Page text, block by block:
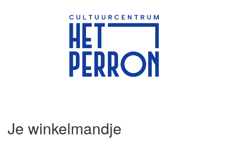
Je winkelmandje